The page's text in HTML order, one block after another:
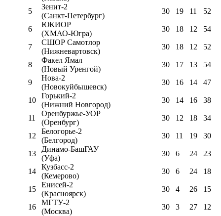
5
Зенит-2
(Санкт-Петербург)
30 19 11 52
6
ЮКИОР
(ХМАО-Югра)
30 18 12 54
7
СШОР Самотлор
(Нижневартовск)
30 18 12 52
8
Факел Ямал
(Новый Уренгой)
30 17 13 54
9
Нова-2
(Новокуйбышевск)
30 16 14 47
10
Горький-2
(Нижний Новгород)
30 14 16 38
11
Оренбуржье-УОР
(Оренбург)
30 12 18 34
12
Белогорье-2
(Белгород)
30 11 19 30
13
Динамо-БашГАУ
(Уфа)
30 6 24 23
14
Кузбасс-2
(Кемерово)
30 6 24 18
15
Енисей-2
(Красноярск)
30 4 26 15
16
МГТУ-2
(Москва)
30 3 27 12